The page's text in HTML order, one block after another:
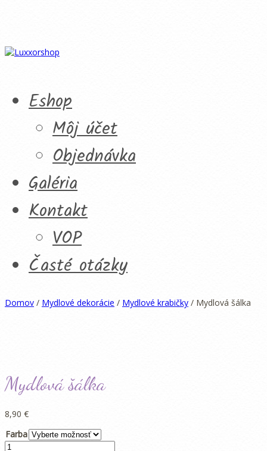
Eshop
Môj účet
Objednávka
Galéria
Kontakt
VOP
Časté otázky
Domov / Mydlové dekorácie / Mydlové krabičky / Mydlová šálka
Mydlová šálka
8,90 €
Farba
množstvo